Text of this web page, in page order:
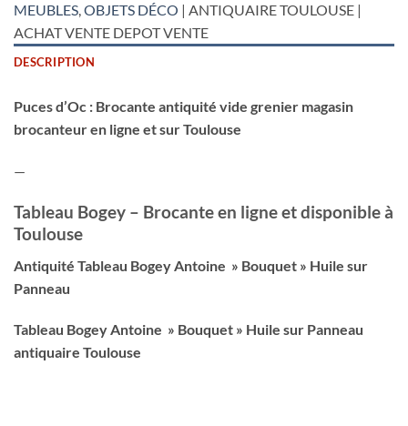
MEUBLES,OBJETS DÉCO | ANTIQUAIRE TOULOUSE |
ACHAT VENTE DEPOT VENTE
DESCRIPTION
Puces d’Oc : Brocante antiquité vide grenier magasin
brocanteur en ligne et sur Toulouse
—
Tableau Bogey – Brocante en ligne et disponible à
Toulouse
Antiquité Tableau Bogey Antoine » Bouquet » Huile sur
Panneau
Tableau Bogey Antoine » Bouquet » Huile sur Panneau
antiquaire Toulouse